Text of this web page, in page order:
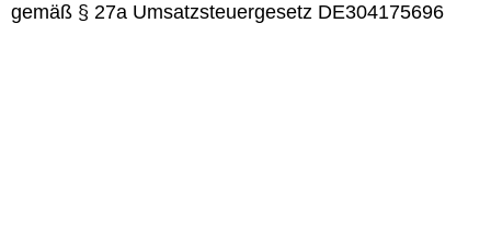
gemäß § 27a Umsatzsteuergesetz DE304175696